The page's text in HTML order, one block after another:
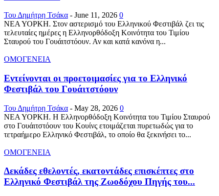
Του Δημήτρη Τσάκα - June 11, 2026 0
ΝΕΑ ΥΟΡΚΗ. Στον αστερισμό του Ελληνικού Φεστιβάλ ζει τις
τελευταίες ημέρες η Ελληνορθόδοξη Κοινότητα του Τιμίου
Σταυρού του Γουάιτστόουν. Αν και κατά κανόνα η...
ΟΜΟΓΕΝΕΙΑ
Εντείνονται οι προετοιμασίες για το Ελληνικό
Φεστιβάλ του Γουάιτστόουν
Του Δημήτρη Τσάκα - May 28, 2026 0
ΝΕΑ ΥΟΡΚΗ. Η Ελληνορθόδοξη Κοινότητα του Τιμίου Σταυρού
στο Γουάιτστόουν του Κουίνς ετοιμάζεται πυρετωδώς για το
τετραήμερο Ελληνικό Φεστιβάλ, το οποίο θα ξεκινήσει το...
ΟΜΟΓΕΝΕΙΑ
Δεκάδες εθελοντές, εκατοντάδες επισκέπτες στο
Ελληνικό Φεστιβάλ της Ζωοδόχου Πηγής του...